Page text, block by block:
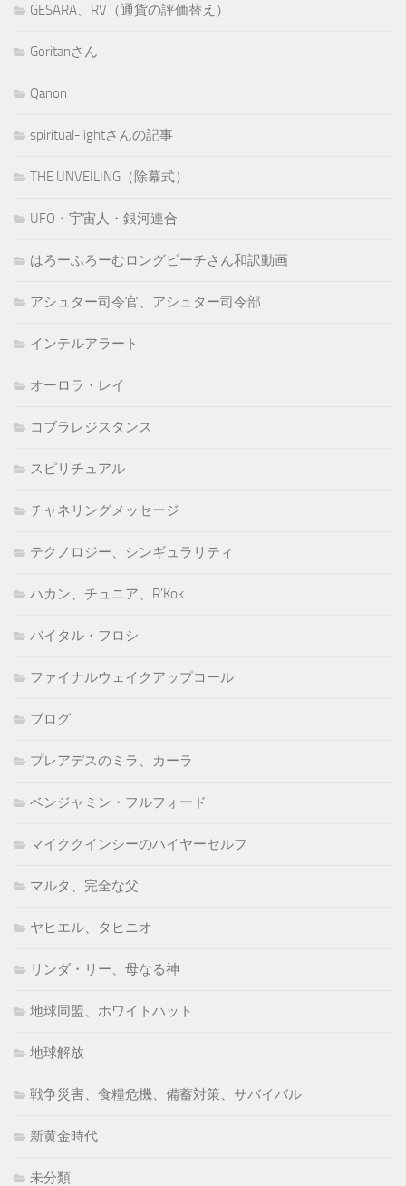
GESARA、RV（通貨の評価替え）
Goritanさん
Qanon
spiritual-lightさんの記事
THE UNVEILING（除幕式）
UFO・宇宙人・銀河連合
はろーふろーむロングビーチさん和訳動画
アシュター司令官、アシュター司令部
インテルアラート
オーロラ・レイ
コブラレジスタンス
スピリチュアル
チャネリングメッセージ
テクノロジー、シンギュラリティ
ハカン、チュニア、R'Kok
バイタル・フロシ
ファイナルウェイクアップコール
ブログ
プレアデスのミラ、カーラ
ベンジャミン・フルフォード
マイククインシーのハイヤーセルフ
マルタ、完全な父
ヤヒエル、タヒニオ
リンダ・リー、母なる神
地球同盟、ホワイトハット
地球解放
戦争災害、食糧危機、備蓄対策、サバイバル
新黄金時代
未分類